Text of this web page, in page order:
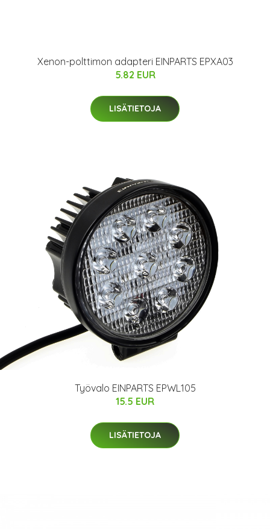
Xenon-polttimon adapteri EINPARTS EPXA03
5.82 EUR
LISÄTIETOJA
Työvalo EINPARTS EPWL105
15.5 EUR
LISÄTIETOJA